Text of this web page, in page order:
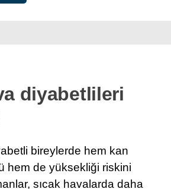
diyabetlileri
bireylerde hem kan
hem de yüksekliği riskini
sıcak havalarda daha